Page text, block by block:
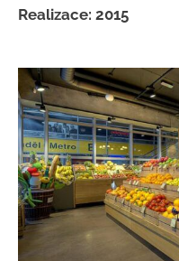
Realizace: 2015